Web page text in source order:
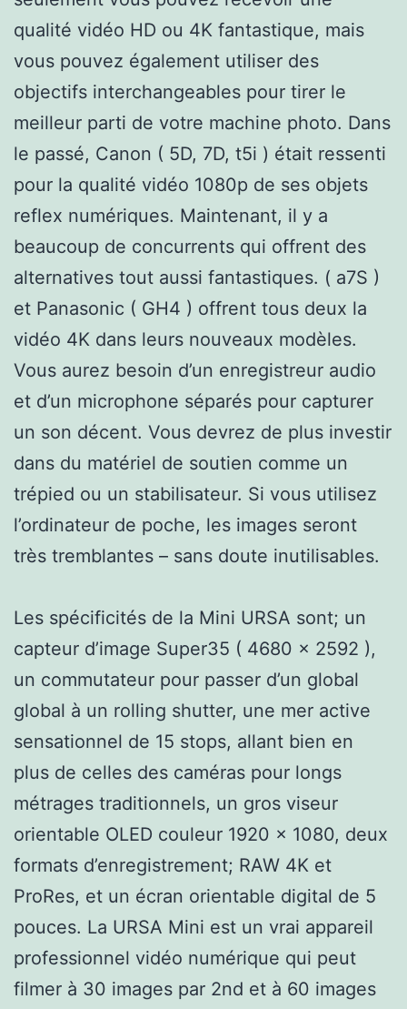
qualité vidéo HD ou 4K fantastique, mais
vous pouvez également utiliser des
objectifs interchangeables pour tirer le
meilleur parti de votre machine photo. Dans
le passé, Canon ( 5D, 7D, t5i ) était ressenti
pour la qualité vidéo 1080p de ses objets
reflex numériques. Maintenant, il y a
beaucoup de concurrents qui offrent des
alternatives tout aussi fantastiques. ( a7S )
et Panasonic ( GH4 ) offrent tous deux la
vidéo 4K dans leurs nouveaux modèles.
Vous aurez besoin d’un enregistreur audio
et d’un microphone séparés pour capturer
un son décent. Vous devrez de plus investir
dans du matériel de soutien comme un
trépied ou un stabilisateur. Si vous utilisez
l’ordinateur de poche, les images seront
très tremblantes – sans doute inutilisables.
Les spécificités de la Mini URSA sont; un
capteur d’image Super35 ( 4680 x 2592 ),
un commutateur pour passer d’un global
global à un rolling shutter, une mer active
sensationnel de 15 stops, allant bien en
plus de celles des caméras pour longs
métrages traditionnels, un gros viseur
orientable OLED couleur 1920 x 1080, deux
formats d’enregistrement; RAW 4K et
ProRes, et un écran orientable digital de 5
pouces. La URSA Mini est un vrai appareil
professionnel vidéo numérique qui peut
filmer à 30 images par 2nd et à 60 images